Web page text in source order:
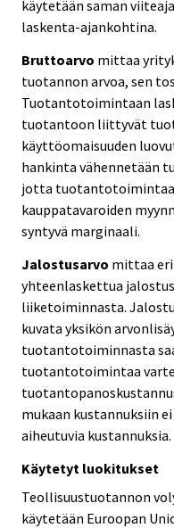
käytetään saman
laskenta-ajankohtina.
Bruttoarvo mittaa
tuotannon arvoa, sen
Tuotantotoimintaan
tuotantoon liittyvät
käyttöomaisuuden
hankinta vähennetään
jotta
kauppatavaroiden
syntyvä marginaali.
Jalostusarvo mittaa
yhteenlaskettua
liiketoiminnasta.
kuvata yksikön
tuotantotoiminnasta
tuotantotoimintaa
mukaan kustannuksiin
aiheutuvia kustannuksia.
Käytetyt luokitukset
Teollisuustuotannon
käytetään Euroopan